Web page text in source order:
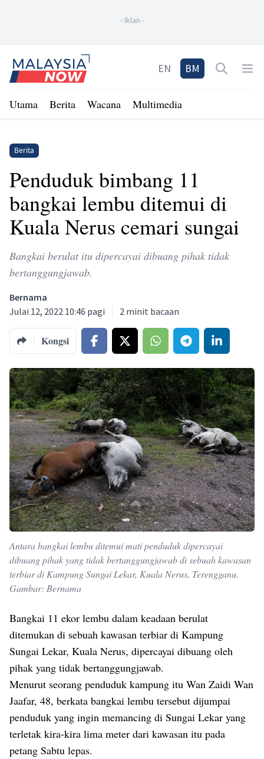
- Iklan -
Home
EN BM Open
Utama Berita Wacana Multimedia
Berita
Penduduk bimbang 11
bangkai lembu ditemui di
Kuala Nerus cemari sungai
Bangkai berulat itu dipercayai dibuang pihak tidak
bertanggungjawab.
Bernama
Julai 12, 2022 10:46 pagi
2 minit bacaan
Kongsi
Antara bangkai lembu ditemui mati penduduk dipercayai
dibuang pihak yang tidak bertanggungjawab di sebuah kawasan
terbiar di Kampung Sungai Lekar, Kuala Nerus, Terengganu.
Gambar: Bernama
Bangkai 11 ekor lembu dalam keadaan berulat
ditemukan di sebuah kawasan terbiar di Kampung
Sungai Lekar, Kuala Nerus, dipercayai dibuang oleh
pihak yang tidak bertanggungjawab.
Menurut seorang penduduk kampung itu Wan Zaidi Wan
Jaafar, 48, berkata bangkai lembu tersebut dijumpai
penduduk yang ingin memancing di Sungai Lekar yang
terletak kira-kira lima meter dari kawasan itu pada
petang Sabtu lepas.